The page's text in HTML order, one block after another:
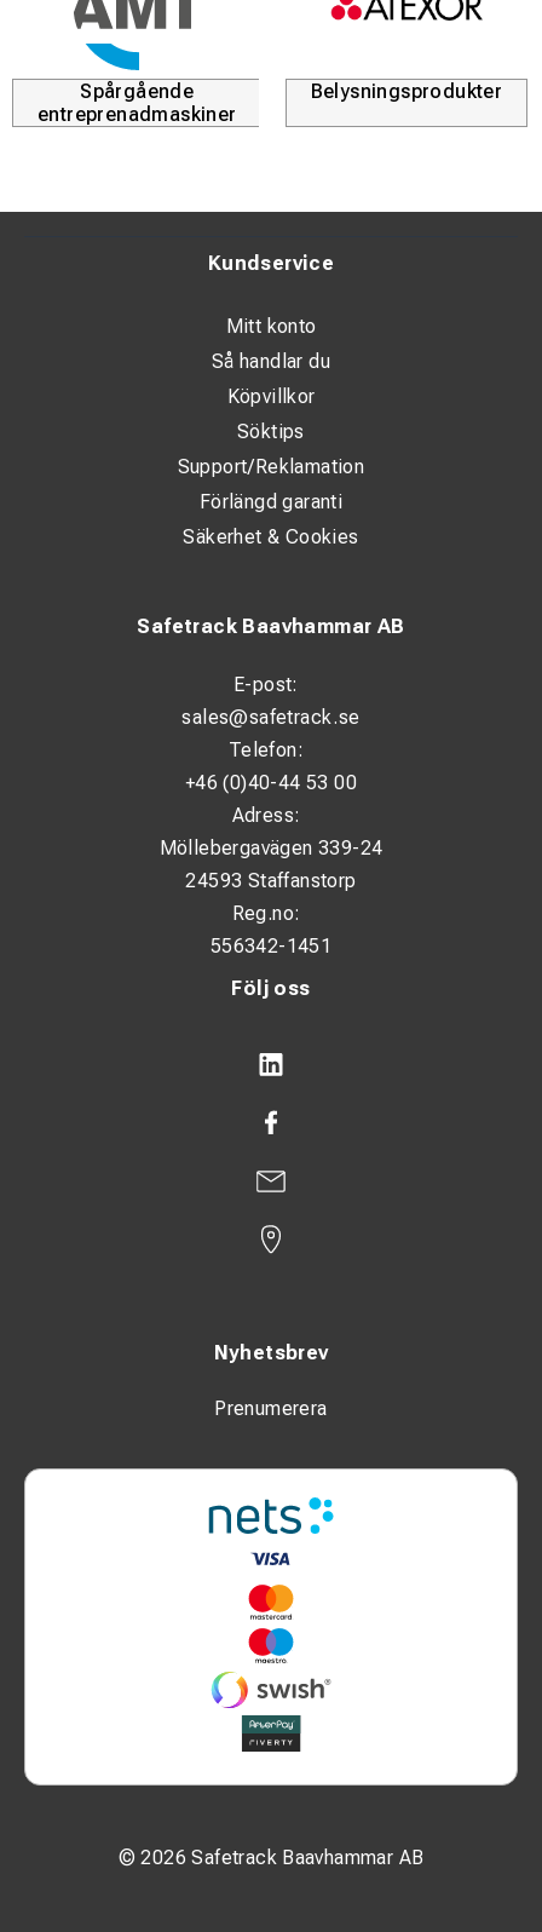
Spårgående
entreprenadmaskiner
Belysningsprodukter
Följ oss
Nyhetsbrev
Prenumerera
© 2026 Safetrack Baavhammar AB
Safetrack Baavhammar AB
E-post:
sales@safetrack.se
Telefon:
+46 (0)40-44 53 00
Adress:
Möllebergavägen 339-24
24593 Staffanstorp
Reg.no:
556342-1451
Kundservice
Mitt konto
Så handlar du
Köpvillkor
Söktips
Support/Reklamation
Förlängd garanti
Säkerhet & Cookies